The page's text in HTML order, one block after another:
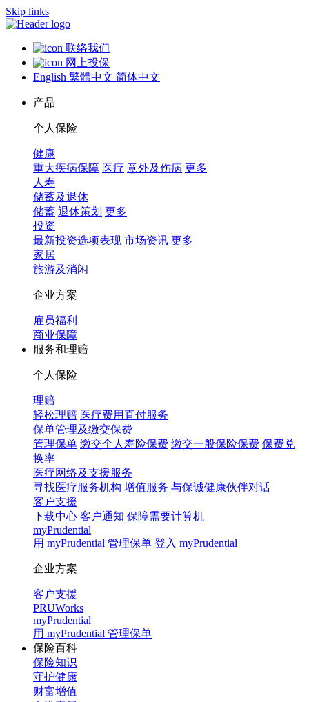
Skip links
联络我们
网上投保
English 繁體中文 简体中文
产品
个人保险
健康
重大疾病保障 医疗 意外及伤病 更多
人寿
储蓄及退休
储蓄 退休策划 更多
投资
最新投资选项表现 市场资讯 更多
家居
旅游及消闲
企业方案
雇员福利
商业保障
服务和理赔
个人保险
理赔
轻松理赔 医疗费用直付服务
保单管理及缴交保费
管理保单 缴交个人寿险保费 缴交一般保险保费 保费兑
换率
医疗网络及支援服务
寻找医疗服务机构 增值服务 与保诚健康伙伴对话
客户支援
下载中心 客户通知 保障需要计算机
myPrudential
用 myPrudential 管理保单 登入 myPrudential
企业方案
客户支援
PRUWorks
myPrudential
用 myPrudential 管理保单
保险百科
保险知识
守护健康
财富增值